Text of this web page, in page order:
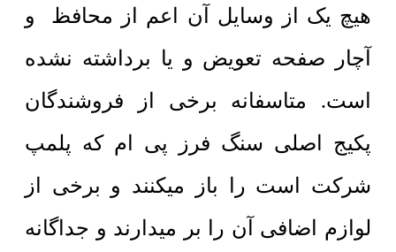
هیچ یک از وسایل آن اعم از محافظ و
آچار صفحه تعویض و یا برداشته نشده
است. متاسفانه برخی از فروشندگان
پکیج اصلی سنگ فرز پی ام که پلمپ
شرکت است را باز میکنند و برخی از
لوازم اضافی آن را بر میدارند و جداگانه